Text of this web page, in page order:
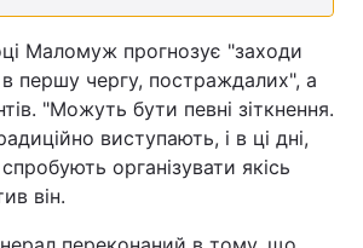
Маломуж прогнозує "заходи
першу чергу, постраждалих", а
"Можуть бути певні зіткнення.
виступають, і в ці дні,
організувати якісь
він.